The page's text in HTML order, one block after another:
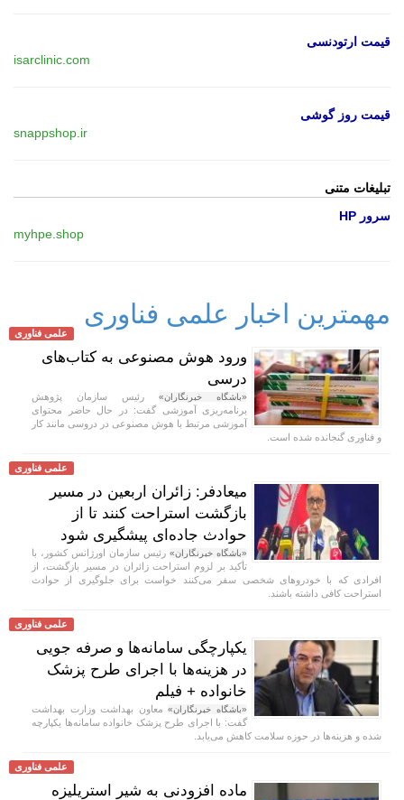
قیمت ارتودنسی
isarclinic.com
قیمت روز گوشی
snappshop.ir
تبلیغات متنی
سرور HP
myhpe.shop
مهمترین اخبار علمی فناوری
علمی فناوری
ورود هوش مصنوعی به کتاب‌های
درسی
«باشگاه خبرنگاران» رئیس سازمان پژوهش
برنامه‌ریزی آموزشی گفت: در حال حاضر محتوای
آموزشی مرتبط با هوش مصنوعی در دروسی مانند کار
و فناوری گنجانده شده است.
علمی فناوری
میعادفر: زائران اربعین در مسیر
بازگشت استراحت کنند تا از
حوادث جاده‌ای پیشگیری شود
«باشگاه خبرنگاران» رئیس سازمان اورژانس کشور، با
تأکید بر لزوم استراحت زائران در مسیر بازگشت، از
افرادی که با خودروهای شخصی سفر می‌کنند خواست برای جلوگیری از حوادث
استراحت کافی داشته باشند.
علمی فناوری
یکپارچگی سامانه‌ها و صرفه جویی
در هزینه‌ها با اجرای طرح پزشک
خانواده + فیلم
«باشگاه خبرنگاران»معاون بهداشت وزارت بهداشت
گفت: با اجرای طرح پزشک خانواده سامانه‌ها یکپارچه
شده و هزینه‌ها در حوزه سلامت کاهش می‌یابد.
علمی فناوری
ماده افزودنی به شیر استریلیزه